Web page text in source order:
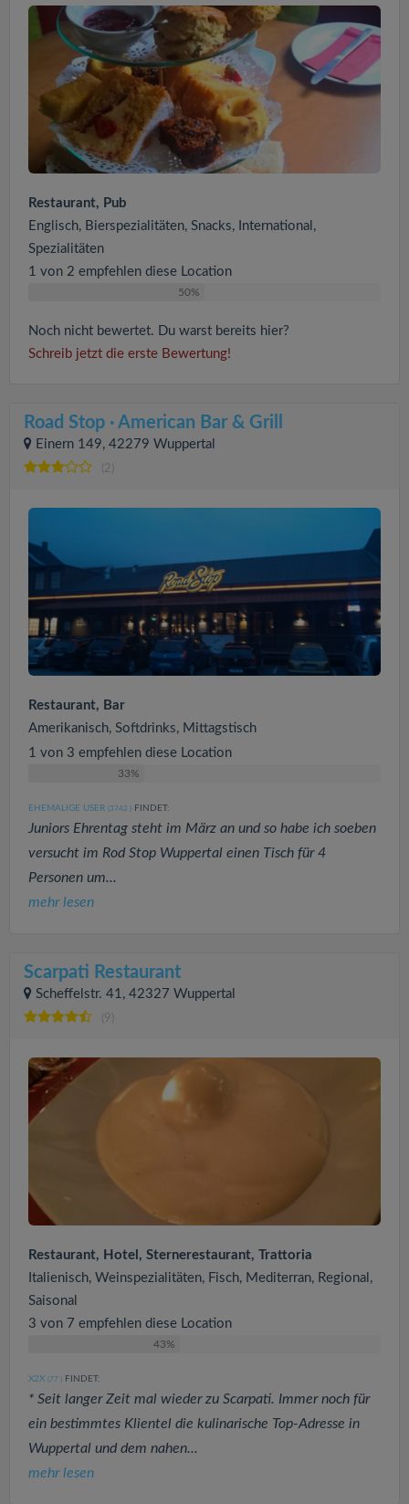
Restaurant, Pub
Englisch, Bierspezialitäten, Snacks, International,
Spezialitäten
1 von 2 empfehlen diese Location
50%
Noch nicht bewertet. Du warst bereits hier?
Schreib jetzt die erste Bewertung!
Road Stop · American Bar & Grill
Einern 149, 42279 Wuppertal
(2)
Restaurant, Bar
Amerikanisch, Softdrinks, Mittagstisch
1 von 3 empfehlen diese Location
33%
EHEMALIGE USER (3742 ) FINDET:
Juniors Ehrentag steht im März an und so habe ich soeben
versucht im Rod Stop Wuppertal einen Tisch für 4
Personen um...
mehr lesen
Scarpati Restaurant
Scheffelstr. 41, 42327 Wuppertal
(9)
Restaurant, Hotel, Sternerestaurant, Trattoria
Italienisch, Weinspezialitäten, Fisch, Mediterran, Regional,
Saisonal
3 von 7 empfehlen diese Location
43%
X2X (77 ) FINDET:
* Seit langer Zeit mal wieder zu Scarpati. Immer noch für
ein bestimmtes Klientel die kulinarische Top-Adresse in
Wuppertal und dem nahen...
mehr lesen